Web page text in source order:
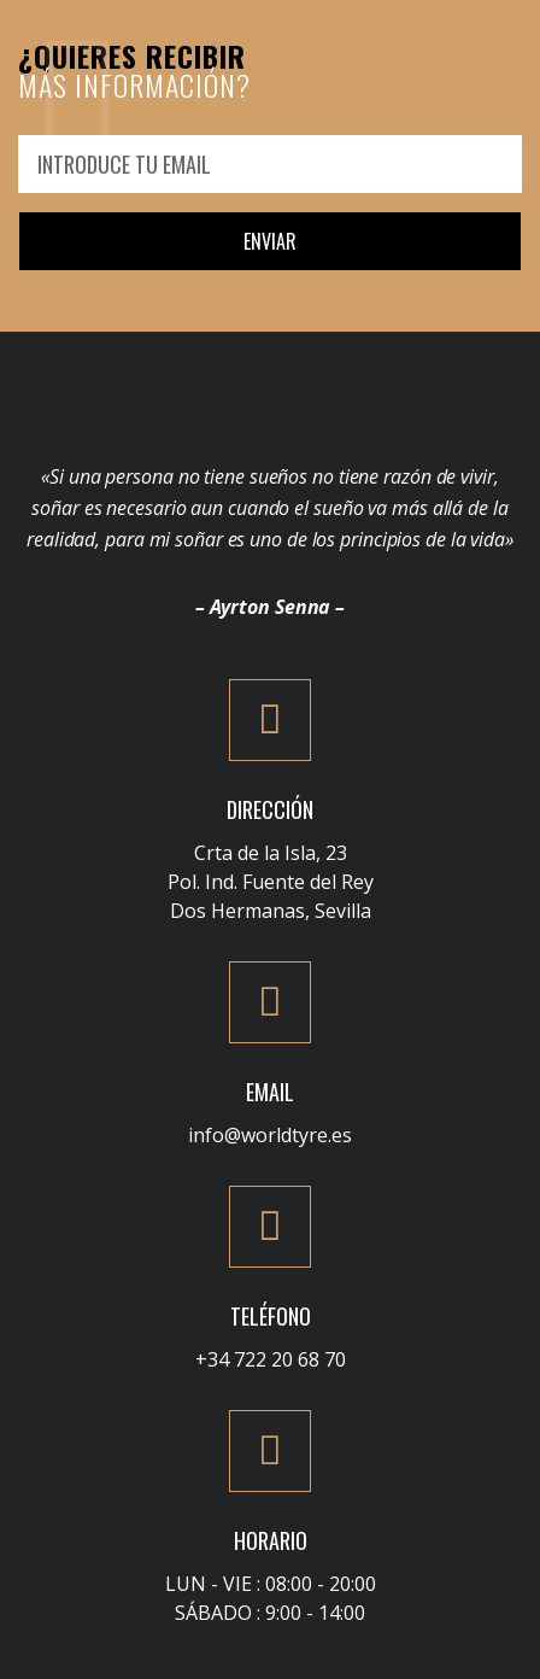
¿QUIERES RECIBIR
MÁS INFORMACIÓN?
ENVIAR
«Si una persona no tiene sueños no tiene razón de vivir,
soñar es necesario aun cuando el sueño va más allá de la
realidad, para mi soñar es uno de los principios de la vida»
– Ayrton Senna –
DIRECCIÓN
Crta de la Isla, 23
Pol. Ind. Fuente del Rey
Dos Hermanas, Sevilla
EMAIL
info@worldtyre.es
TELÉFONO
+34 722 20 68 70
HORARIO
LUN - VIE : 08:00 - 20:00
SÁBADO : 9:00 - 14:00